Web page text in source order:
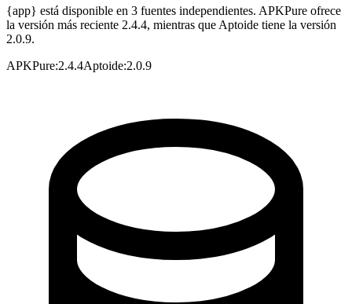
{app} está disponible en 3 fuentes independientes. APKPure ofrece
la versión más reciente 2.4.4, mientras que Aptoide tiene la versión
2.0.9.
APKPure:2.4.4Aptoide:2.0.9